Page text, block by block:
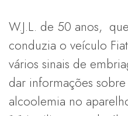
W.J.L. de 50 anos,
conduzia o veículo
vários sinais de
dar informações
alcoolemia no